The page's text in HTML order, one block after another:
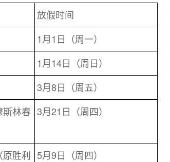
放假时间
1月1日（周一）
1月14日（周日）
3月8日（周五）
林春 3月21日（周四）
原胜利 5月9日（周四）